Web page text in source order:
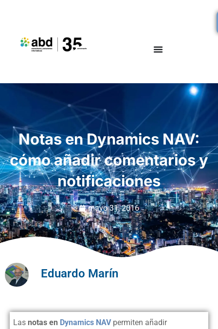
Notas en Dynamics NAV:
cómo añadir comentarios y
notificaciones
mayo 31, 2016
Eduardo Marín
Las notas en Dynamics NAVpermiten añadir